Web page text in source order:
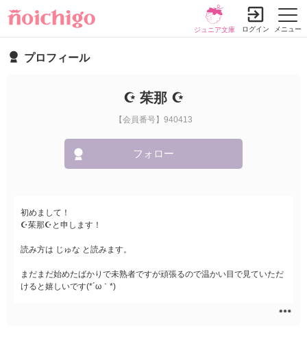
メニュー
ジュニア文庫 ログイン
プロフィール
☪︎ 茱那 ☪︎
【会員番号】940413
フォロー
初めまして！
☪︎茱那☪︎と申します！
読み方は じゅな と読みます。
まだまだ始めたばかりで未熟者ですが頑張るので温かい目で見ていただ
けると嬉しいです(*´ω｀*)